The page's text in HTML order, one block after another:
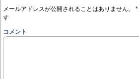
メールアドレスが公開されることはありません。 *
す
コメント